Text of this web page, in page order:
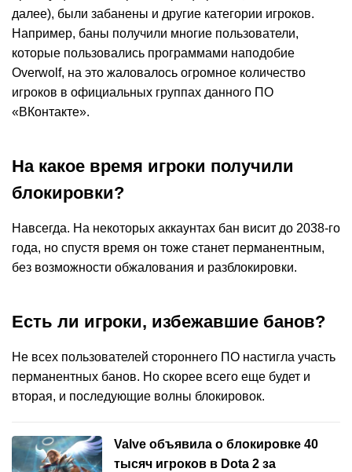
далее), были забанены и другие категории игроков.
Например, баны получили многие пользователи,
которые пользовались программами наподобие
Overwolf, на это жаловалось огромное количество
игроков в официальных группах данного ПО
«ВКонтакте».
На какое время игроки получили
блокировки?
Навсегда. На некоторых аккаунтах бан висит до 2038-го
года, но спустя время он тоже станет перманентным,
без возможности обжалования и разблокировки.
Есть ли игроки, избежавшие банов?
Не всех пользователей стороннего ПО настигла участь
перманентных банов. Но скорее всего еще будет и
вторая, и последующие волны блокировок.
Valve объявила о блокировке 40
тысяч игроков в Dota 2 за